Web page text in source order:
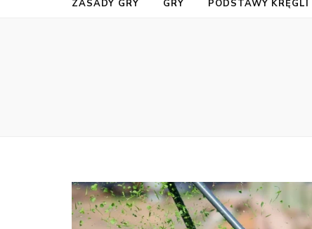
ZASADY GRY GRY PODSTAWY KRĘGLI